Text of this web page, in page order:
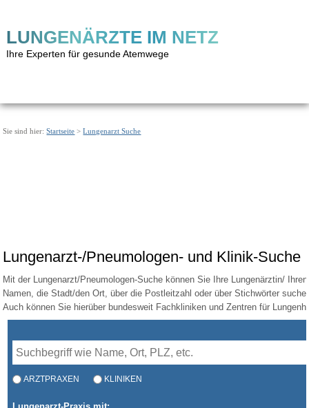
LUNGENÄRZTE IM NETZ
Ihre Experten für gesunde Atemwege
Sie sind hier:Startseite >Lungenarzt Suche
Lungenarzt-/Pneumologen- und Klinik-Suche
Mit der Lungenarzt/Pneumologen-Suche können Sie Ihre Lungenärztin/
Namen, die Stadt/den Ort, über die Postleitzahl oder über Stichwörter
Auch können Sie hierüber bundesweit Fachkliniken und Zentren für
ARZTPRAXEN KLINIKEN